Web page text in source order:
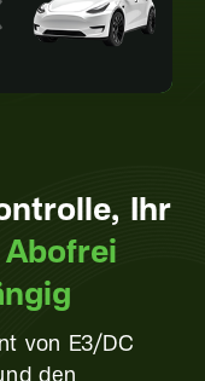
Ihr
Abofrei
von E3/DC
den